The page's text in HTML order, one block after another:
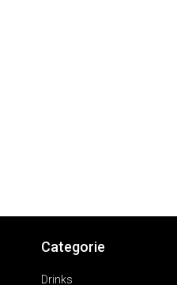
Categorie
Drinks